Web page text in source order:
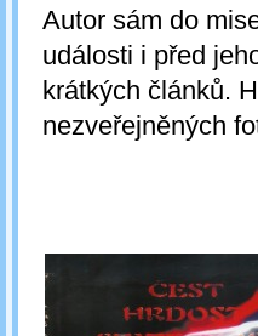
Autor sám do
události i před
krátkých článků.
nezveřejněných